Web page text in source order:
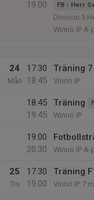
19:00 FB - Herr
Division 3
Winnö IP A-
24
Mån
17:30
18:45
Träning
Vinnö IP
18:45
19:45
Träning
Winnö IP
19:00
20:30
Winnö IP A-
25
Tis
17:30
19:00
Träning
Vinnö IP